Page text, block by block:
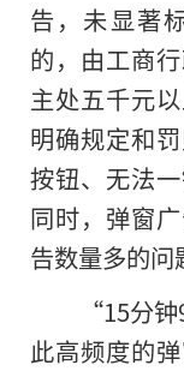
告，未显著
的，由工商
主处五千元
明确规定和
按钮、无法
同时，弹窗
告数量多的问
“15分
此高频度的